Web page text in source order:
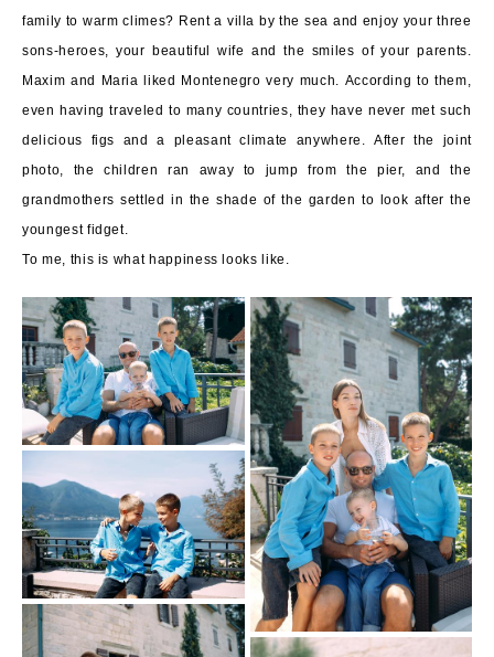
family to warm climes? Rent a villa by the sea and enjoy your three
sons-heroes, your beautiful wife and the smiles of your parents.
Maxim and Maria liked Montenegro very much. According to them,
even having traveled to many countries, they have never met such
delicious figs and a pleasant climate anywhere. After the joint
photo, the children ran away to jump from the pier, and the
grandmothers settled in the shade of the garden to look after the
youngest fidget.
To me, this is what happiness looks like.